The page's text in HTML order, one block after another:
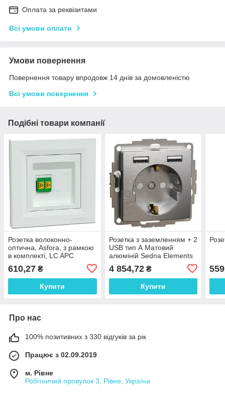
Оплата за реквізитами
Всі умови оплати
Умови повернення
Повернення товару впродовж 14 днів за домовленістю
Всі умови повернення
Подібні товари компанії
Розетка волоконно-
оптична, Asfora, з рамкою
в комплекті, LC APC
610,27 ₴
Купити
Розетка з заземленням + 2
USB тип А Матовий
алюміній Sedna Elements
4 854,72₴
Купити
Про нас
100% позитивних з 330 відгуків за рік
Працює з 02.09.2019
м. Рівне
Робітничий провулок 3, Рівне, Україна